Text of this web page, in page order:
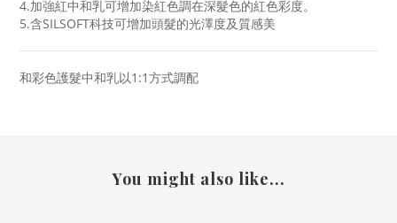
4.加強紅中和乳可增加染紅色調在深髮色的紅色彩度。
5.含SILSOFT科技可增加頭髮的光澤度及質感美
和彩色護髮中和乳以1:1方式調配
You might also like...